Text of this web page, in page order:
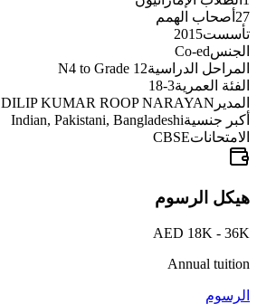
27 أصحاب الهمم
تأسست2015
الجنسCo-ed
المراحل الدراسيةN4 to Grade 12
الفئة العمرية3-18
المدير DILIP KUMAR ROOP NARAYAN
أكبر جنسيةIndian, Pakistani, Bangladeshi
الامتحاناتCBSE
هيكل الرسوم
AED 18K - 36K
Annual tuition
الرسوم